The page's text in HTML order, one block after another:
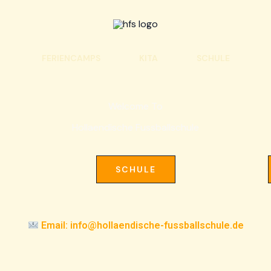
FERIENCAMPS KITA SCHULE
SCHULE
Email: info@hollaendische-fussballschule.de